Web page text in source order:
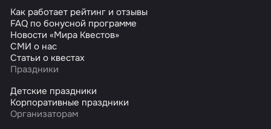
Как работает рейтинг и отзывы
FAQ по бонусной программе
Новости «Мира Квестов»
СМИ о нас
Статьи о квестах
Праздники
Детские праздники
Корпоративные праздники
Организаторам